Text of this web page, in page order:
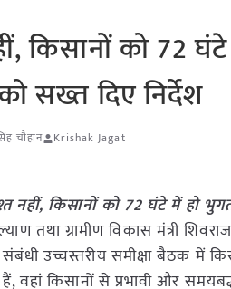
किसानों को 72
सख्त दिए निर्देश
चौहान Krishak Jagat
नहीं, किसानों को 72 घंटे में हो
तथा ग्रामीण विकास मंत्री
उच्चस्तरीय समीक्षा बैठक में
वहां किसानों से प्रभावी और